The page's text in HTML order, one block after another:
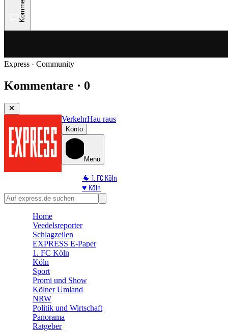
Express · Community
Kommentare · 0
VerkehrHau raus
Konto
Menü
🐐 1. FC Köln
♥️ Köln
⭐ Promi
🛒 Shoppingwelt
Home
Veedelsreporter
Schlagzeilen
EXPRESS E-Paper
1. FC Köln
Köln
Sport
Promi und Show
Kölner Umland
NRW
Politik und Wirtschaft
Panorama
Ratgeber